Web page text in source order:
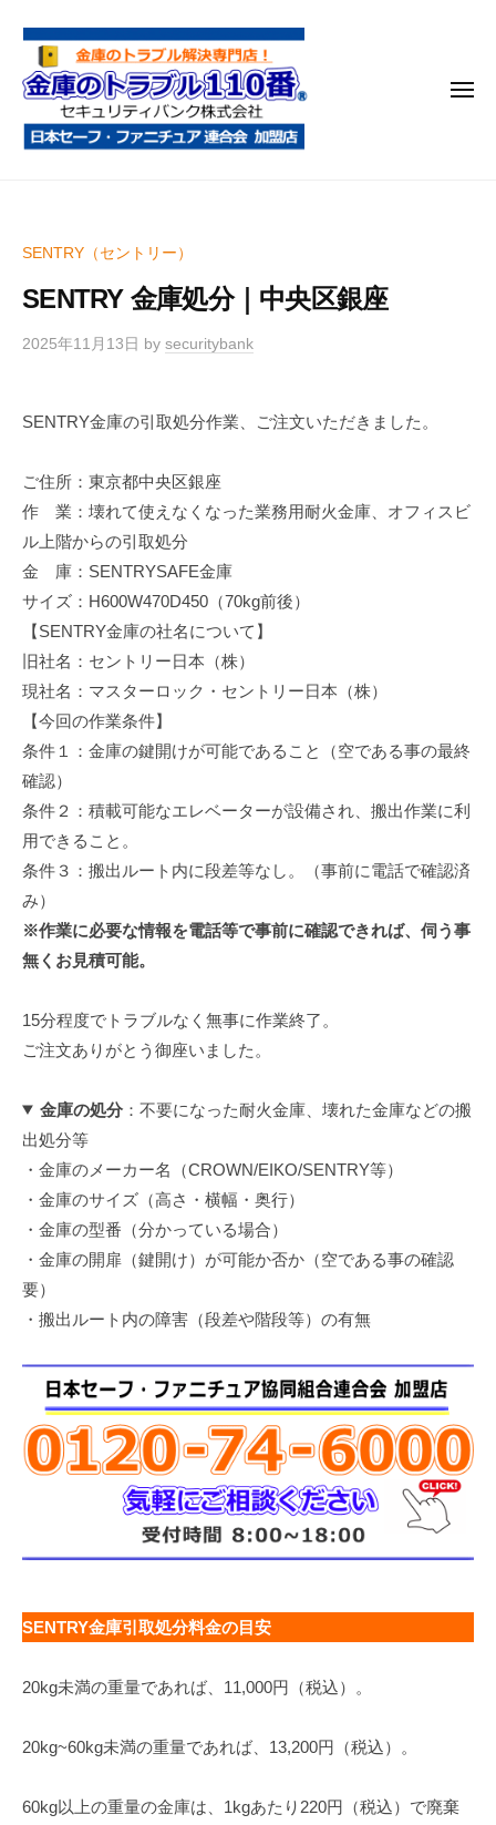
ラ
ブ
1
番
開
け
処
移
・
修
理
等
の
専
門
メ
SENTRY（セントリー）
SENTRY 金庫処分｜中央区銀座
2025年11月13日 by securitybank
SENTRY金庫の引取処分作業、ご注文いただきました。
ご住所：東京都中央区銀座
作 業：壊れて使えなくなった業務用耐火金庫、オフィスビ
ル上階からの引取処分
金 庫：SENTRYSAFE金庫
サイズ：H600W470D450（70kg前後）
【SENTRY金庫の社名について】
旧社名：セントリー日本（株）
現社名：マスターロック・セントリー日本（株）
【今回の作業条件】
条件１：金庫の鍵開けが可能であること（空である事の最終
確認）
条件２：積載可能なエレベーターが設備され、搬出作業に利
用できること。
条件３：搬出ルート内に段差等なし。（事前に電話で確認済
み）
※作業に必要な情報を電話等で事前に確認できれば、伺う事
無くお見積可能。
15分程度でトラブルなく無事に作業終了。
ご注文ありがとう御座いました。
金庫の処分：不要になった耐火金庫、壊れた金庫などの搬
出処分等
・金庫のメーカー名（CROWN/EIKO/SENTRY等）
・金庫のサイズ（高さ・横幅・奥行）
・金庫の型番（分かっている場合）
・金庫の開扉（鍵開け）が可能か否か（空である事の確認
要）
・搬出ルート内の障害（段差や階段等）の有無
SENTRY金庫引取処分料金の目安
20kg未満の重量であれば、11,000円（税込）。
20kg~60kg未満の重量であれば、13,200円（税込）。
60kg以上の重量の金庫は、1kgあたり220円（税込）で廃棄
庫
の
ト
ラ
ブ